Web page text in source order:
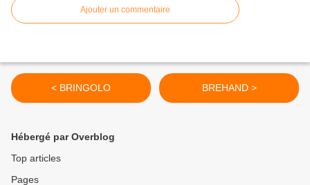
Ajouter un commentaire
< BRINGOLO BREHAND >
Hébergé par Overblog
Top articles
Pages